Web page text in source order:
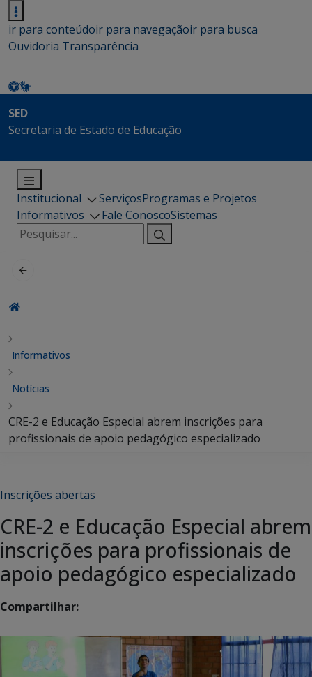
ir para conteúdoir para navegaçãoir para busca
Ouvidoria Transparência
SED
Secretaria de Estado de Educação
Institucional ServiçosProgramas e Projetos
Informativos
Fale ConoscoSistemas
Pesquisar
por:
Informativos
Notícias
CRE-2 e Educação Especial abrem inscrições para
profissionais de apoio pedagógico especializado
Inscrições abertas
CRE-2 e Educação Especial abrem
inscrições para profissionais de
apoio pedagógico especializado
Compartilhar: